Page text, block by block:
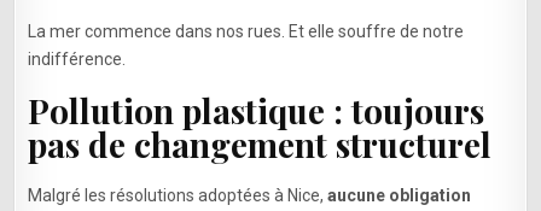
La mer commence dans nos rues. Et elle souffre de notre
indifférence.
Pollution plastique : toujours
pas de changement structurel
Malgré les résolutions adoptées à Nice,aucune obligation